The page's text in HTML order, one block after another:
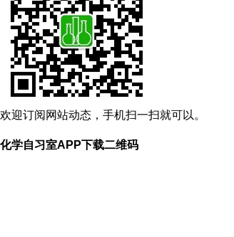
欢迎订阅网站动态，手机扫一扫就可以。
化学自习室APP下载二维码